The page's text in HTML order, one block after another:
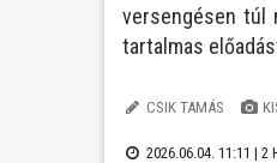
versengésen túl
tartalmas
CSIK TAMÁS
2026.06.04. 11:11 | 2